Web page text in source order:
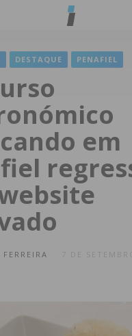
DESTAQUE PENAFIEL
em
7 DE